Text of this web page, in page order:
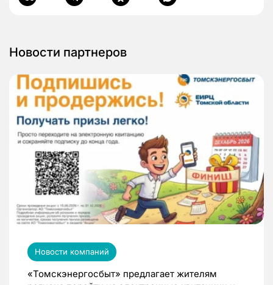
Новости партнеров
Новости компаний
«Томскэнергосбыт» предлагает жителям